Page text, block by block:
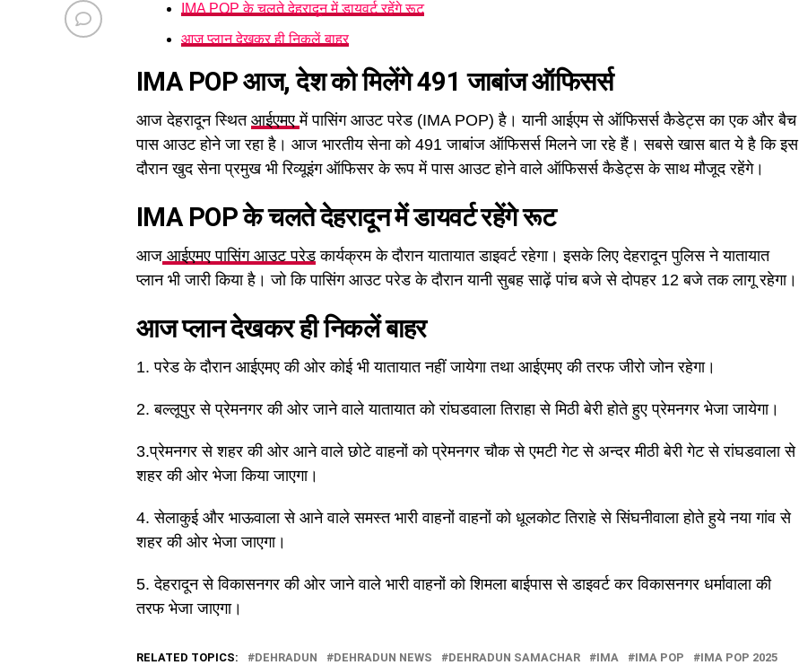
IMA POP के चलते देहरादून में डायवर्ट रहेंगे रूट
आज प्लान देखकर ही निकलें बाहर
IMA POP आज, देश को मिलेंगे 491 जाबांज ऑफिसर्स
आज देहरादून स्थित आईएमएमें पासिंग आउट परेड (IMA POP) है। यानी आईएम से ऑफिसर्स कैडेट्स का एक और बैच
पास आउट होने जा रहा है। आज भारतीय सेना को 491 जाबांज ऑफिसर्स मिलने जा रहे हैं। सबसे खास बात ये है कि इस
दौरान खुद सेना प्रमुख भी रिव्यूइंग ऑफिसर के रूप में पास आउट होने वाले ऑफिसर्स कैडेट्स के साथ मौजूद रहेंगे।
IMA POP के चलते देहरादून में डायवर्ट रहेंगे रूट
आज आईएमए पासिंग आउट परेडकार्यक्रम के दौरान यातायात डाइवर्ट रहेगा। इसके लिए देहरादून पुलिस ने यातायात
प्लान भी जारी किया है। जो कि पासिंग आउट परेड के दौरान यानी सुबह साढ़ें पांच बजे से दोपहर 12 बजे तक लागू रहेगा।
आज प्लान देखकर ही निकलें बाहर
1. परेड के दौरान आईएमए की ओर कोई भी यातायात नहीं जायेगा तथा आईएमए की तरफ जीरो जोन रहेगा।
2. बल्लूपुर से प्रेमनगर की ओर जाने वाले यातायात को रांघडवाला तिराहा से मिठी बेरी होते हुए प्रेमनगर भेजा जायेगा।
3.प्रेमनगर से शहर की ओर आने वाले छोटे वाहनों को प्रेमनगर चौक से एमटी गेट से अन्दर मीठी बेरी गेट से रांघडवाला से
शहर की ओर भेजा किया जाएगा।
4. सेलाकुई और भाऊवाला से आने वाले समस्त भारी वाहनों वाहनों को धूलकोट तिराहे से सिंघनीवाला होते हुये नया गांव से
शहर की ओर भेजा जाएगा।
5. देहरादून से विकासनगर की ओर जाने वाले भारी वाहनों को शिमला बाईपास से डाइवर्ट कर विकासनगर धर्मावाला की
तरफ भेजा जाएगा।
RELATED TOPICS: DEHRADUN DEHRADUN NEWS DEHRADUN SAMACHAR IMA IMA POP
IMA POP 2025